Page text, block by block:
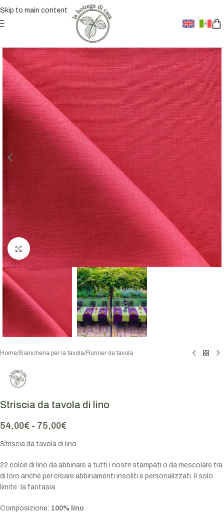
Skip to main content
Click to enlarge
Home/Biancheria per la tavola/Runner da tavola
Striscia da tavola di lino
54,00€ - 75,00€
Striscia da tavola di lino
22 colori di lino da abbinare a tutti i nostri stampati o da mescolare tra
di loro anche per creare abbinamenti insoliti e personalizzati. Il solo
limite: la fantasia.
Composizione: 100% lino